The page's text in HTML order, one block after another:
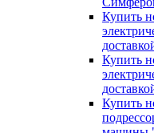
Купить
Купить
Купить